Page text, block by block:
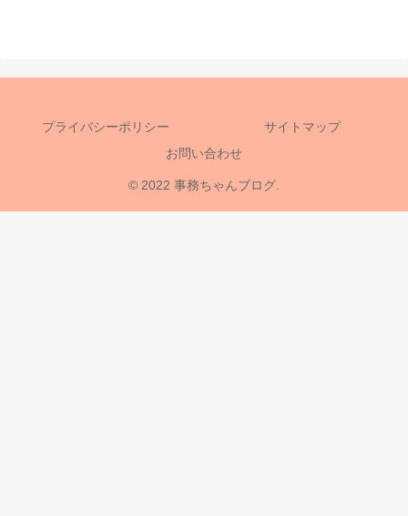
プライバシーポリシー
サイトマップ
お問い合わせ
© 2022 事務ちゃんブログ.